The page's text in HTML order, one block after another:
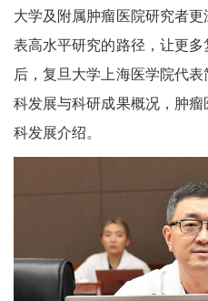
大学及附属肿瘤医院研究者
表高水平研究的路径，让更
后，复旦大学上海医学院代
科发展与科研成果概况，肿
科发展介绍。